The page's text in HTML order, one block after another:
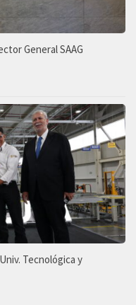
General SAAG
Tecnológica y